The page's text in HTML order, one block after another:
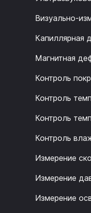
Визуально-
Капиллярная
Магнитная
Контроль
Контроль
Контроль
Контроль
Измерение
Измерение
Измерение